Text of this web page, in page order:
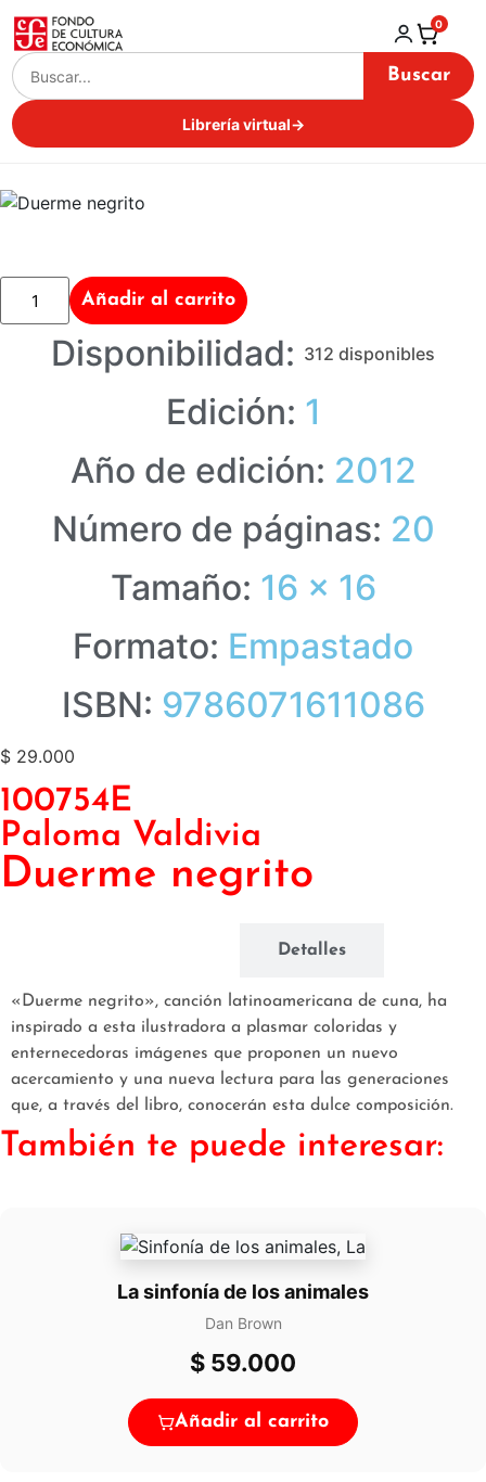
Buscar
Librería virtual→
0
Añadir al carrito
Disponibilidad: 312 disponibles
Edición: 1
Año de edición: 2012
Número de páginas: 20
Tamaño: 16 x 16
Formato: Empastado
ISBN: 9786071611086
$ 29.000
100754E
Paloma Valdivia
Duerme negrito
Detalles
«Duerme negrito», canción latinoamericana de cuna, ha
inspirado a esta ilustradora a plasmar coloridas y
enternecedoras imágenes que proponen un nuevo
acercamiento y una nueva lectura para las generaciones
que, a través del libro, conocerán esta dulce composición.
También te puede interesar:
La sinfonía de los animales
Dan Brown
$ 59.000
Añadir al carrito